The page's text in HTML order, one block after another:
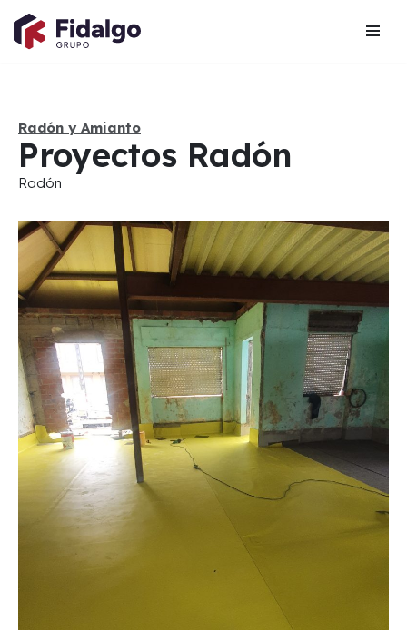
Saltar
Radón y Amianto
Proyectos Radón
Radón